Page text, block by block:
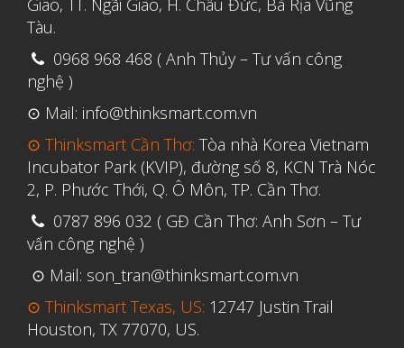
Aerospace
File 3D
Fuse 1
Giải pháp
Giải pháp ô tô
Máy in 3D để bàn Formlabs U.S.
Mô phỏng
Giao, TT. Ngãi Giao, H. Châu Đức, Bà Rịa Vũng
Tàu.
0968 968 468 ( Anh Thủy – Tư vấn công
nghệ )
⊙ Mail: info@thinksmart.com.vn
⊙ Thinksmart Cần Thơ: Tòa nhà Korea Vietnam
Incubator Park (KVIP), đường số 8, KCN Trà Nóc
2, P. Phước Thới, Q. Ô Môn, TP. Cần Thơ.
0787 896 032 ( GĐ Cần Thơ: Anh Sơn – Tư
vấn công nghệ )
⊙ Mail: son_tran@thinksmart.com.vn
⊙ Thinksmart Texas, US: 12747 Justin Trail
Houston, TX 77070, US.